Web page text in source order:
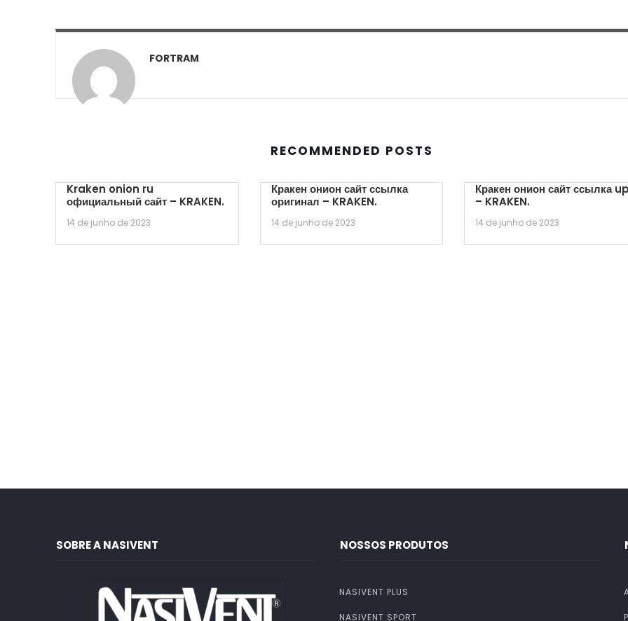
FORTRAM
RECOMMENDED POSTS
Kraken onion ru
официальный сайт – KRAKEN.
14 de junho de 2023
Кракен онион сайт ссылка
оригинал – KRAKEN.
14 de junho de 2023
Кракен онион сайт ссылка up
– KRAKEN.
14 de junho de 2023
SOBRE A NASIVENT NOSSOS PRODUTOS
NASIVENT PLUS
NASIVENT SPORT